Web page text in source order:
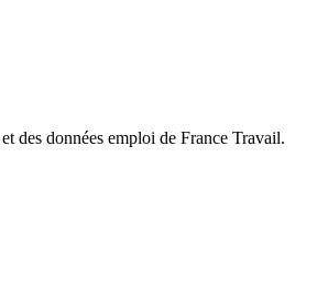
des données emploi de France Travail.